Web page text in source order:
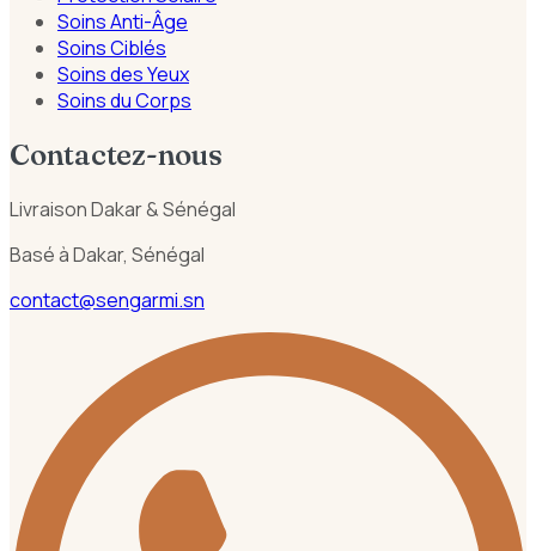
Soins Anti-Âge
Soins Ciblés
Soins des Yeux
Soins du Corps
Contactez-nous
Livraison Dakar & Sénégal
Basé à Dakar, Sénégal
contact@sengarmi.sn